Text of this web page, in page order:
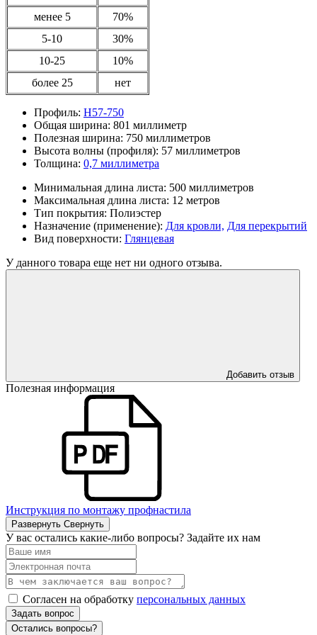
менее 5
70%
5-10
30%
10-25
10%
более 25
нет
Профиль: Н57-750
Общая ширина: 801 миллиметр
Полезная ширина: 750 миллиметров
Высота волны (профиля): 57 миллиметров
Толщина: 0,7 миллиметра
Минимальная длина листа: 500 миллиметров
Максимальная длина листа: 12 метров
Тип покрытия: Полиэстер
Назначение (применение): Для кровли, Для перекрытий
Вид поверхности: Глянцевая
У данного товара еще нет ни одного отзыва.
Добавить отзыв
Полезная информация
Инструкция по монтажу профнастила
Развернуть Свернуть
У вас остались какие-либо вопросы? Задайте их нам
Согласен на обработку персональных данных
Задать вопрос
Остались вопросы?